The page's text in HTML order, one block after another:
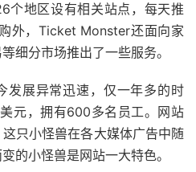
个地区设有相关站点，每天推
外，Ticket Monster还面向家
细分市场推出了一些服务。
展异常迅速，仅一年多的时
元，拥有600多名员工。网站
只小怪兽在各大媒体广告中随
的小怪兽是网站一大特色。